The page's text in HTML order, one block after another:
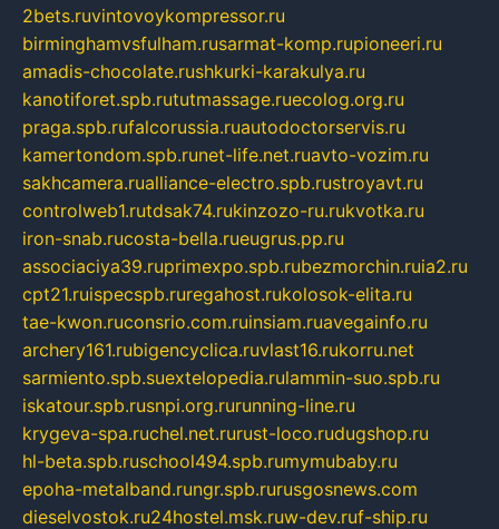
2bets.ruvintovoykompressor.ru
birminghamvsfulham.rusarmat-komp.rupioneeri.ru
amadis-chocolate.rushkurki-karakulya.ru
kanotiforet.spb.rututmassage.ruecolog.org.ru
praga.spb.rufalcorussia.ruautodoctorservis.ru
kamertondom.spb.runet-life.net.ruavto-vozim.ru
sakhcamera.rualliance-electro.spb.rustroyavt.ru
controlweb1.rutdsak74.rukinzozo-ru.rukvotka.ru
iron-snab.rucosta-bella.rueugrus.pp.ru
associaciya39.ruprimexpo.spb.rubezmorchin.ruia2.ru
cpt21.ruispecspb.ruregahost.rukolosok-elita.ru
tae-kwon.ruconsrio.com.ruinsiam.ruavegainfo.ru
archery161.rubigencyclica.ruvlast16.rukorru.net
sarmiento.spb.suextelopedia.rulammin-suo.spb.ru
iskatour.spb.rusnpi.org.rurunning-line.ru
krygeva-spa.ruchel.net.rurust-loco.rudugshop.ru
hl-beta.spb.ruschool494.spb.rumymubaby.ru
epoha-metalband.rungr.spb.rurusgosnews.com
dieselvostok.ru24hostel.msk.ruw-dev.ruf-ship.ru